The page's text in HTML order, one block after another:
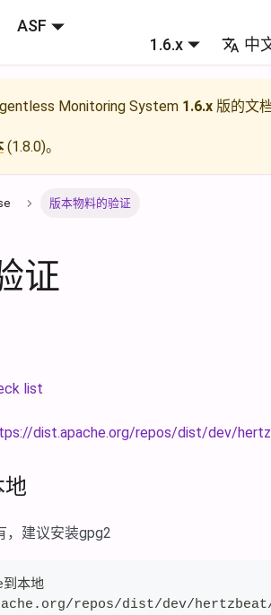
ASF
1.6.x 中
Monitoring System 1.6.x 版的文
(1.8.0)。
版本物料的验证
证
list
dist.apache.org/repos/dist/dev/
地
，建议安装gpg2
本地
repos/dist/dev/